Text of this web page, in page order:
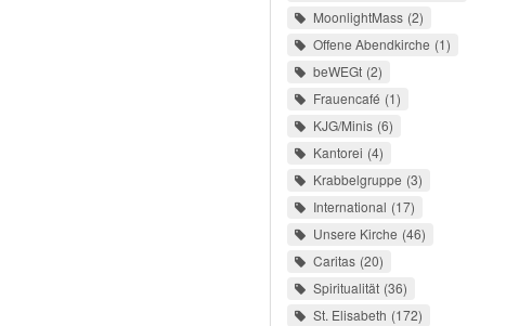
MoonlightMass 2
Offene Abendkirche 1
beWEGt 2
Frauencafé 1
KJG/Minis 6
Kantorei 4
Krabbelgruppe 3
International 17
Unsere Kirche 46
Caritas 20
Spiritualität 36
St. Elisabeth 172